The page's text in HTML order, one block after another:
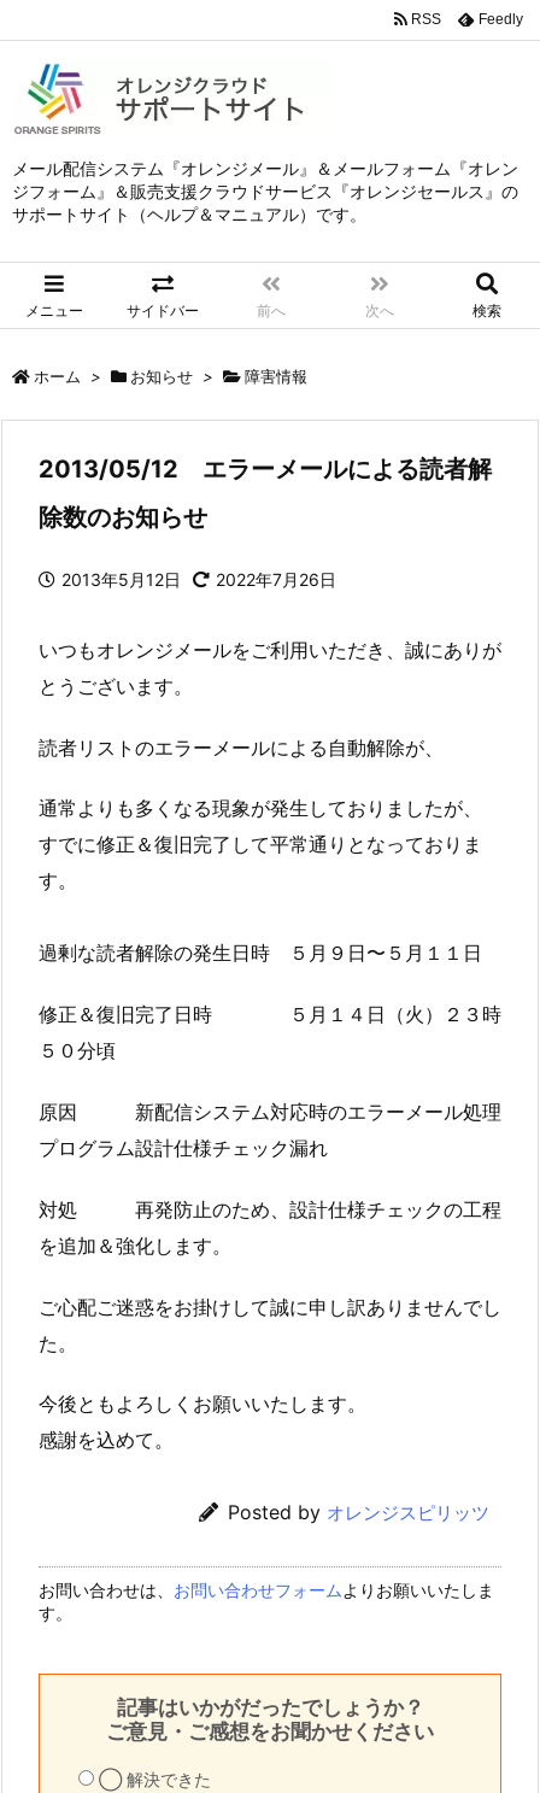
メール配信システム『オレンジメール』＆メールフォーム『オレン
ジフォーム』＆販売支援クラウドサービス『オレンジセールス』の
サポートサイト（ヘルプ＆マニュアル）です。
メニュー サイドバー 前へ 次へ 検索
RSS Feedly
ホーム > お知らせ > 障害情報
2013/05/12 エラーメールによる読者解
除数のお知らせ
2013年5月12日 2022年7月26日
いつもオレンジメールをご利用いただき、誠にありが
とうございます。
読者リストのエラーメールによる自動解除が、
通常よりも多くなる現象が発生しておりましたが、
すでに修正＆復旧完了して平常通りとなっておりま
す。
過剰な読者解除の発生日時 ５月９日〜５月１１日
修正＆復旧完了日時 ５月１４日（火）２３時
５０分頃
原因 新配信システム対応時のエラーメール処理
プログラム設計仕様チェック漏れ
対処 再発防止のため、設計仕様チェックの工程
を追加＆強化します。
ご心配ご迷惑をお掛けして誠に申し訳ありませんでし
た。
今後ともよろしくお願いいたします。
感謝を込めて。
Posted by オレンジスピリッツ
お問い合わせは、 お問い合わせフォーム よりお願いいたしま
す。
記事はいかがだったでしょうか？
ご意見・ご感想をお聞かせください
◯ 解決できた